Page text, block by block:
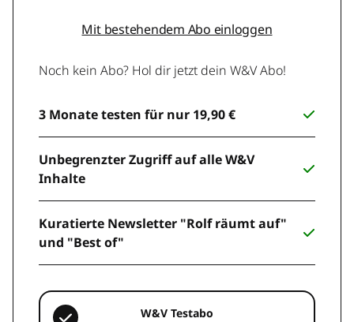
Mit bestehendem Abo einloggen
Noch kein Abo? Hol dir jetzt dein W&V Abo!
3 Monate testen für nur 19,90 €
Unbegrenzter Zugriff auf alle W&V
Inhalte
Kuratierte Newsletter "Rolf räumt auf"
und "Best of"
W&V Testabo